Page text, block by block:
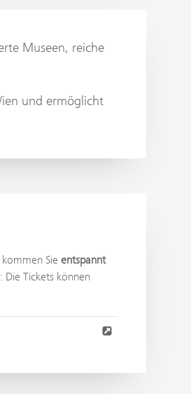
Museen, reiche
und ermöglicht
kommen Sie entspannt
Die Tickets können